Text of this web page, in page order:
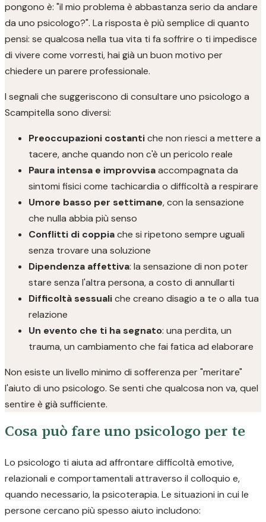
pongono è: "il mio problema è abbastanza serio da andare
da uno psicologo?". La risposta è più semplice di quanto
pensi: se qualcosa nella tua vita ti fa soffrire o ti impedisce
di vivere come vorresti, hai già un buon motivo per
chiedere un parere professionale.
I segnali che suggeriscono di consultare uno psicologo a
Scampitella sono diversi:
Preoccupazioni costantiche non riesci a mettere a
tacere, anche quando non c'è un pericolo reale
Paura intensa e improvvisaaccompagnata da
sintomi fisici come tachicardia o difficoltà a respirare
Umore basso per settimane, con la sensazione
che nulla abbia più senso
Conflitti di coppiache si ripetono sempre uguali
senza trovare una soluzione
Dipendenza affettiva: la sensazione di non poter
stare senza l'altra persona, a costo di annullarti
Difficoltà sessualiche creano disagio a te o alla tua
relazione
Un evento che ti ha segnato: una perdita, un
trauma, un cambiamento che fai fatica ad elaborare
Non esiste un livello minimo di sofferenza per "meritare"
l'aiuto di uno psicologo. Se senti che qualcosa non va, quel
sentire è già sufficiente.
Cosa può fare uno psicologo per te
Lo psicologo ti aiuta ad affrontare difficoltà emotive,
relazionali e comportamentali attraverso il colloquio e,
quando necessario, la psicoterapia. Le situazioni in cui le
persone cercano più spesso aiuto includono: